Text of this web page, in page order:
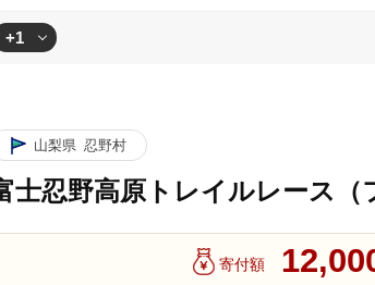
+1
山梨県 忍野村
士忍野高原トレイルレース（
寄付額